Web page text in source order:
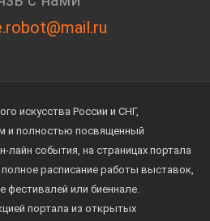
искусства России и СНГ,
и полностью посвященный
лайн события, на страницах портала
расписание работы выставок,
фестивалей или биеннале.
портала из открытых